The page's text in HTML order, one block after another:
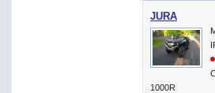
JURA
1000R